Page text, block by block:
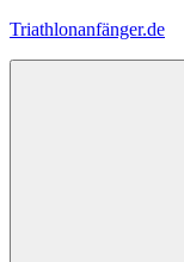
Zum
Triathlonanfänger.de